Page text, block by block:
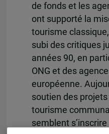
de fonds et les
ont supporté la
tourisme
subi des critiques
années 90, en
ONG et des
européenne.
soutien des
tourisme
semblent